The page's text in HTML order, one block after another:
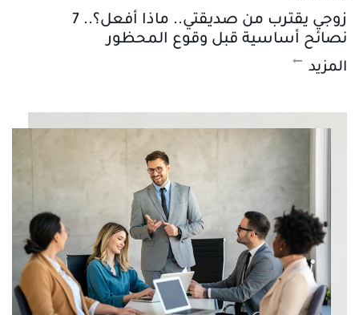
زوجي يقترب من صديقتي.. ماذا أفعل؟.. 7
نصائح أساسية قبل وقوع المحظور
المزيد